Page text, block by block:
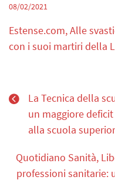
08/02/2021
Estense.com, Alle
con i suoi martiri della
La Tecnica della
un maggiore
alla scuola
Quotidiano Sanità,
professioni sanitarie: